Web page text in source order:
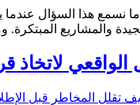
نسمع هذا السؤال
والمشاريع
الواقعي